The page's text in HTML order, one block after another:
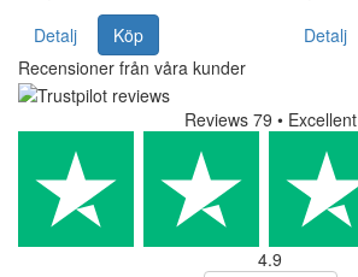
Detalj
Köp
Detalj
Recensioner från våra kunder
Reviews 79 • Excellent
4.9